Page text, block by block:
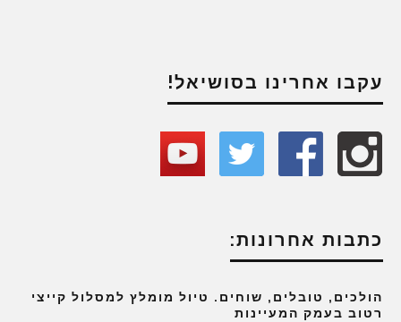
עקבו אחרינו בסושיאל!
כתבות אחרונות:
הולכים, טובלים, שוחים. טיול מומלץ למסלול קייצי
רטוב בעמק המעיינות